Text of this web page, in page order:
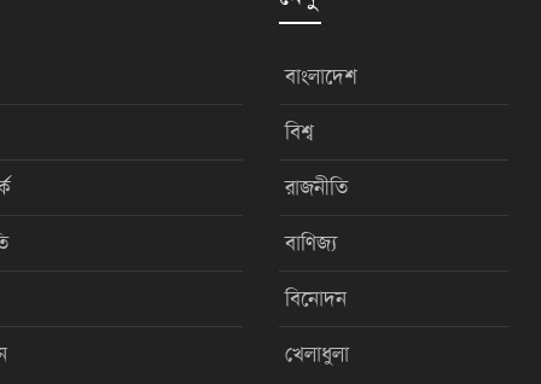
বাংলাদেশ
বিশ্ব
রাজনীতি
বাণিজ্য
বিনোদন
খেলাধুলা